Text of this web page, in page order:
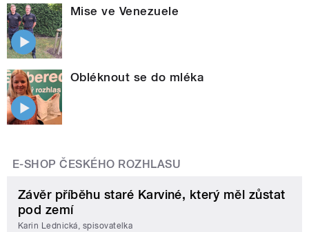
Mise ve Venezuele
Obléknout se do mléka
E-SHOP ČESKÉHO ROZHLASU
Závěr příběhu staré Karviné, který měl zůstat
pod zemí
Karin Lednická, spisovatelka